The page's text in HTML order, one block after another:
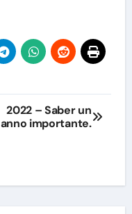
2022 – Saber un
anno importante.